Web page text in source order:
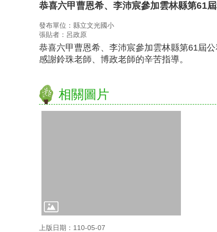
恭喜六甲曹恩希、李沛宸參加雲林縣第61
發布單位：縣立文光國小
張貼者：呂政原
恭喜六甲曹恩希、李沛宸參加雲林縣第61屆
感謝鈴珠老師、博政老師的辛苦指導。
相關圖片
上版日期：110-05-07